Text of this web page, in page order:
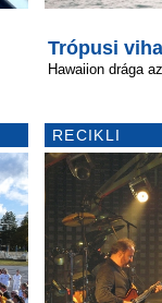
Trópusi
Hawaiion drága
RECIKLI